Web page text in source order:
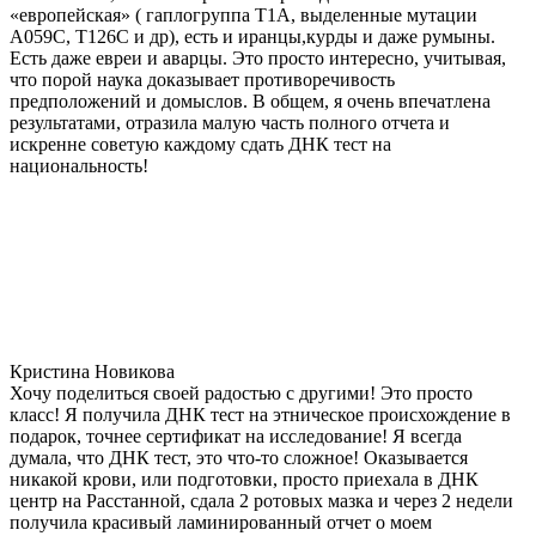
«европейская» ( гаплогруппа T1A, выделенные мутации
A059C, T126C и др), есть и иранцы,курды и даже румыны.
Есть даже евреи и аварцы. Это просто интересно, учитывая,
что порой наука доказывает противоречивость
предположений и домыслов. В общем, я очень впечатлена
результатами, отразила малую часть полного отчета и
искренне советую каждому сдать ДНК тест на
национальность!
Кристина Новикова
Хочу поделиться своей радостью с другими! Это просто
класс! Я получила ДНК тест на этническое происхождение в
подарок, точнее сертификат на исследование! Я всегда
думала, что ДНК тест, это что-то сложное! Оказывается
никакой крови, или подготовки, просто приехала в ДНК
центр на Расстанной, сдала 2 ротовых мазка и через 2 недели
получила красивый ламинированный отчет о моем